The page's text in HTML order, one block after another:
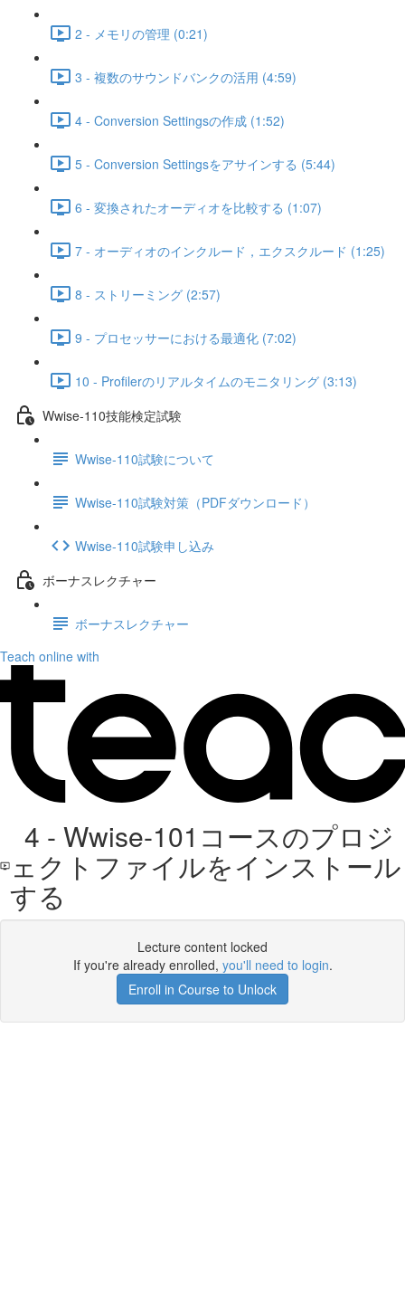
2 - メモリの管理 (0:21)
3 - 複数のサウンドバンクの活用 (4:59)
4 - Conversion Settingsの作成 (1:52)
5 - Conversion Settingsをアサインする (5:44)
6 - 変換されたオーディオを比較する (1:07)
7 - オーディオのインクルード，エクスクルード (1:25)
8 - ストリーミング (2:57)
9 - プロセッサーにおける最適化 (7:02)
10 - Profilerのリアルタイムのモニタリング (3:13)
Wwise-110技能検定試験
Wwise-110試験について
Wwise-110試験対策（PDFダウンロード）
Wwise-110試験申し込み
ボーナスレクチャー
ボーナスレクチャー
Teach online with
4 - Wwise-101コースのプロジ
ェクトファイルをインストール
する
Lecture content locked
If you're already enrolled, you'll need to login.
Enroll in Course to Unlock